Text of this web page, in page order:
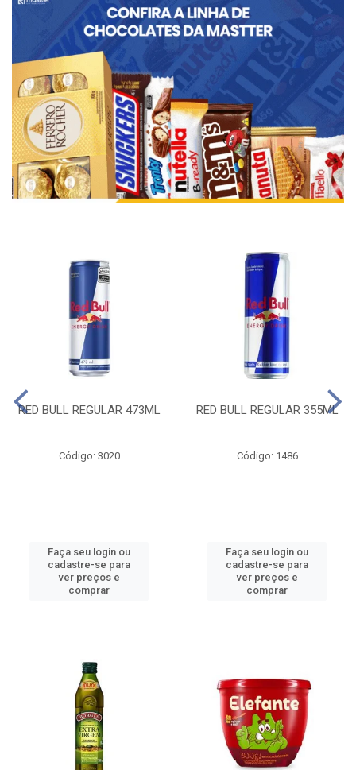
RED BULL REGULAR 473ML
Código: 3020
Faça seu login ou
cadastre-se para
ver preços e
comprar
RED BULL REGULAR 355ML
Código: 1486
Faça seu login ou
cadastre-se para
ver preços e
comprar